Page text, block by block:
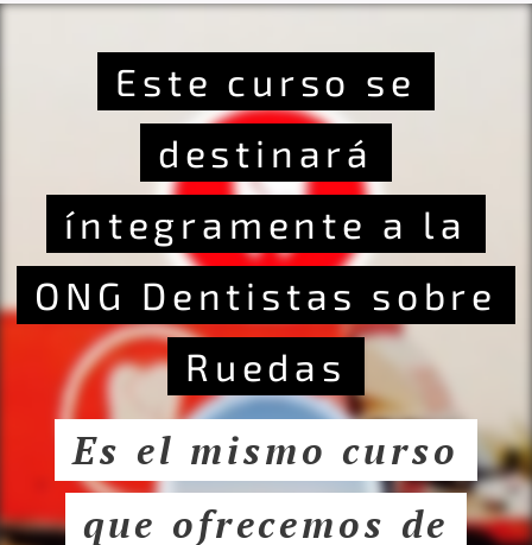
Este curso se
destinará
íntegramente a la
ONG Dentistas sobre
Ruedas
Es el mismo curso
que ofrecemos de